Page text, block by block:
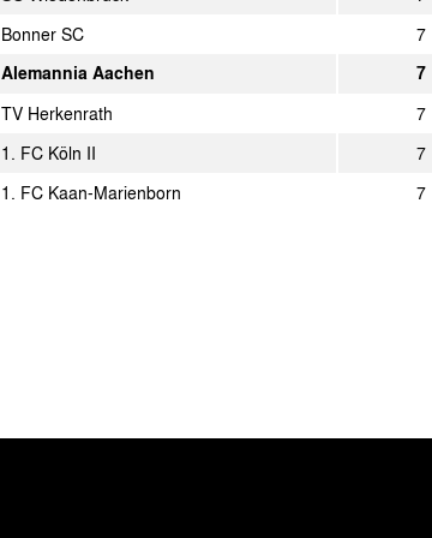
16:15 Uhr
Bonner SC 7
Alemannia Aachen 7
TV Herkenrath 7
1. FC Köln II 7
1. FC Kaan-Marienborn 7